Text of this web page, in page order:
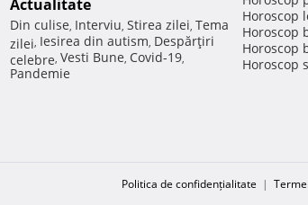
Actualitate
Din culise, Interviu, Stirea zilei, Tema
zilei, Iesirea din autism, Despărţiri
celebre, Vesti Bune, Covid-19,
Pandemie
Horoscop
Horoscop
Horoscop
Horoscop
Politica de confidențialitate |